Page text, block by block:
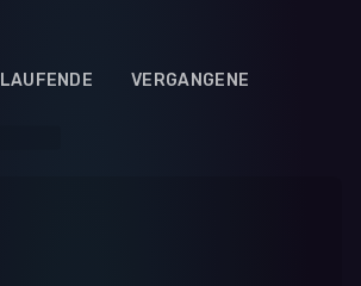
LAUFENDE VERGANGENE